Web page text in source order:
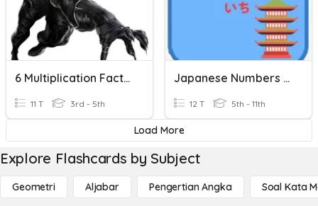
6 Multiplication Facts (0-10)
11 T 3rd - 5th
Japanese Numbers 0 - 10
12 T 5th - 11th
Load More
Explore Flashcards by Subject
Geometri Aljabar Pengertian Angka Soal Kata